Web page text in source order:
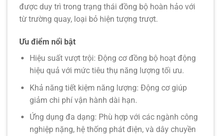
được duy trì trong trạng thái đồng bộ hoàn hảo với
từ trường quay, loại bỏ hiện tượng trượt.
Ưu điểm nổi bật
Hiệu suất vượt trội: Động cơ đồng bộ hoạt động
hiệu quả với mức tiêu thụ năng lượng tối ưu.
Khả năng tiết kiệm năng lượng: Động cơ giúp
giảm chi phí vận hành dài hạn.
Ứng dụng đa dạng: Phù hợp với các ngành công
nghiệp nặng, hệ thống phát điện, và dây chuyền